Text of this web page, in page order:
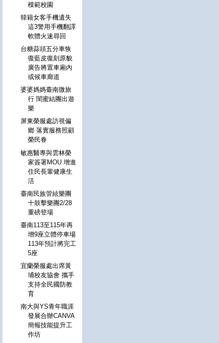
模範校園
韓籍女客手機遺失
這3警用手機翻譯
軟體火速尋回
台糖蒜頭五分車恢
復藍皮復刻原貌
廣告將置車廂內
或候車廊道
婆婆媽媽臺南微旅
行 閨蜜結團出遊
樂
屏東榮服處訪視偏
鄉 落實服務照顧
榮民眷
敏惠醫專與雲林榮
家簽署MOU 增進
住民長輩健康生
活
臺南民族管絃樂團
十鼓擊樂團2/28
重磅登場
臺南113至115年再
增9座立體停車場
113年預計將完工
5座
宜蘭榮服處出席黃
埔校友協會 攜手
支持全民國防教
育
南大與YS青年職涯
發展合辦CANVA
簡報技能提升工
作坊